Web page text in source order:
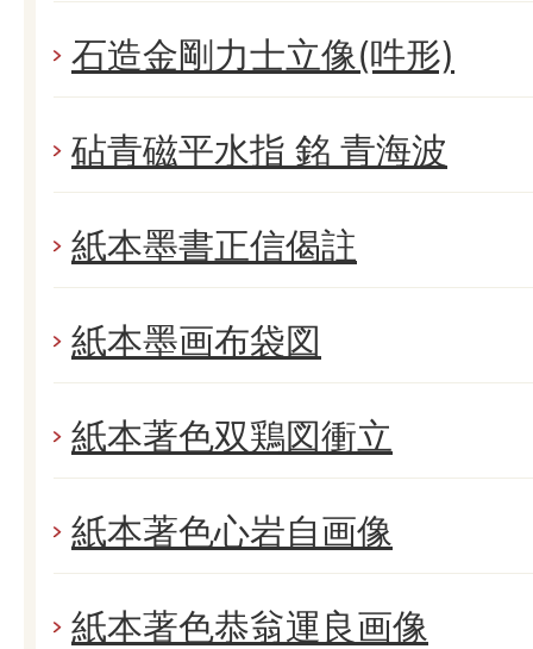
石造金剛力士立像(吽形)
砧青磁平水指 銘 青海波
紙本墨書正信偈註
紙本墨画布袋図
紙本著色双鶏図衝立
紙本著色心岩自画像
紙本著色恭翁運良画像